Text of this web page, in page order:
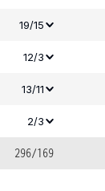
19/15
12/3
13/11
2/3
296/169